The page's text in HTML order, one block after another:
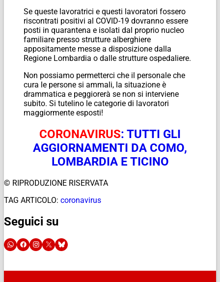
Se queste lavoratrici e questi lavoratori fossero
riscontrati positivi al COVID-19 dovranno essere
posti in quarantena e isolati dal proprio nucleo
familiare presso strutture alberghiere
appositamente messe a disposizione dalla
Regione Lombardia o dalle strutture ospedaliere.
Non possiamo permetterci che il personale che
cura le persone si ammali, la situazione è
drammatica e peggiorerà se non si interviene
subito. Si tutelino le categorie di lavoratori
maggiormente esposti!
CORONAVIRUS: TUTTI GLI
AGGIORNAMENTI DA COMO,
LOMBARDIA E TICINO
© RIPRODUZIONE RISERVATA
TAG ARTICOLO: coronavirus
Seguici su